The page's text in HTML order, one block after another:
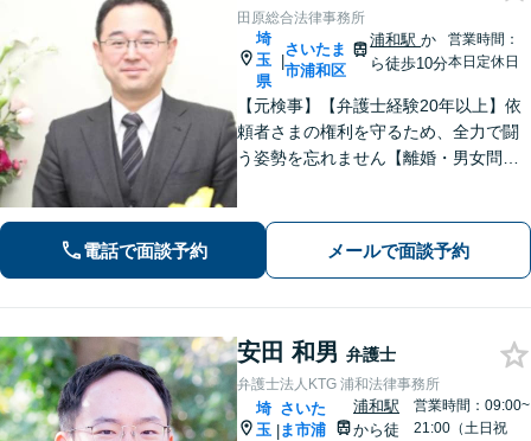
田原総合法律事務所
埼
玉
県
|
さいたま
市浦和区
浦和駅か
ら徒歩10分
営業時間：
本日定休日
【元検事】【弁護士経験20年以上】依
頼者さまの権利を守るため、全力で闘
う姿勢を忘れません【離婚・男女問
分・遺留分にも積極的に対応【夜間／
休日の相談可能】
電話で面談予約 メールで面談予約
安田 和男 弁護士
弁護士法人KTG 浦和法律事務所
埼
玉 |
さいた
ま市浦
浦和駅
から徒
営業時間：09:00~
21:00（土日祝